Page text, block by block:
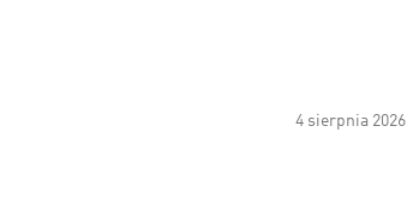
4 sierpnia 2026